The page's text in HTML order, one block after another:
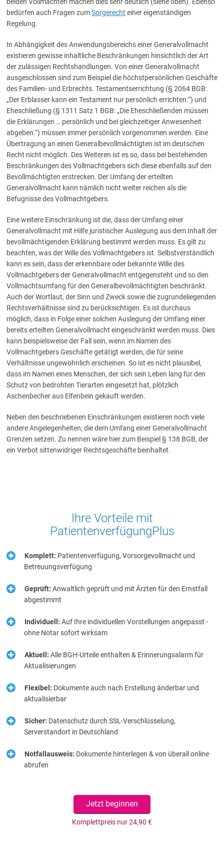
bedürfen auch Fragen zumSorgerecht einer eigenständigen
Regelung.
In Abhängigkeit des Anwendungsbereichs einer Generalvollmacht
existieren gewisse inhaltliche Beschränkungen hinsichtlich der Art
der zulässigen Rechtshandlungen. Von einer Generalvollmacht
ausgeschlossen sind zum Beispiel die höchstpersönlichen Geschäfte
des Familien- und Erbrechts. Testamentserrichtung (§ 2064 BGB:
„Der Erblasser kann ein Testament nur persönlich errichten.“) und
Eheschließung (§ 1311 Satz 1 BGB: „Die Eheschließenden müssen
die Erklärungen … persönlich und bei gleichzeitiger Anwesenheit
abgeben.“) müssen immer persönlich vorgenommen werden. Eine
Übertragung an einen Generalbevollmächtigten ist im deutschen
Recht nicht möglich. Des Weiteren ist es so, dass bei bestehenden
Beschränkungen des Vollmachtgebers sich diese ebenfalls auf den
Bevollmächtigten erstrecken. Der Umfang der erteilten
Generalvollmacht kann nämlich nicht weiter reichen als die
Befugnisse des Vollmachtgebers.
Eine weitere Einschränkung ist die, dass der Umfang einer
Generalvollmacht mit Hilfe juristischer Auslegung aus dem Inhalt der
bevollmächtigenden Erklärung bestimmt werden muss. Es gilt zu
beachten, was der Wille des Vollmachtgebers ist. Selbstverständlich
kann es sein, dass der erkennbare oder bekannte Wille des
Vollmachtgebers der Generalvollmacht entgegensteht und so den
Vollmachtsumfang für den Generalbevollmächtigten beschränkt.
Auch der Wortlaut, der Sinn und Zweck sowie die zugrundeliegenden
Rechtsverhältnisse sind zu berücksichtigen. Es ist durchaus
möglich, dass in Folge einer solchen Auslegung der Umfang einer
bereits erteilten Generalvollmacht eingeschränkt werden muss. Dies
kann beispielsweise der Fall sein, wenn im Namen des
Vollmachtgebers Geschäfte getätigt werden, die für seine
Verhältnisse ungewöhnlich erscheinen. So ist es nicht plausibel,
dass im Namen eines Menschen, der sich sein Leben lang für den
Schutz von bedrohten Tierarten eingesetzt hat, plötzlich
Aschenbecher aus Elfenbein gekauft werden.
Neben den beschriebenen Einschränkungen existieren noch viele
andere Angelegenheiten, die dem Umfang einer Generalvollmacht
Grenzen setzen. Zu nennen wäre hier zum Beispiel § 138 BGB, der
ein Verbot sittenwidriger Rechtsgeschäfte beinhaltet.
Ihre Vorteile mit
PatientenverfügungPlus
Komplett: Patientenverfügung, Vorsorgevollmacht und
Betreuungsverfügung
Geprüft: Anwaltlich geprüft und mit Ärzten für den Ernstfall
abgestimmt
Individuell: Auf Ihre individuellen Vorstellungen angepasst -
ohne Notar sofort wirksam
Aktuell: Alle BGH-Urteile enthalten & Erinnerungsalarm für
Aktualisierungen
Flexibel: Dokumente auch nach Erstellung änderbar und
aktualisierbar
Sicher: Datenschutz durch SSL-Verschlüsselung,
Serverstandort in Deutschland
Notfallausweis: Dokumente hinterlegen & von überall online
abrufen
Jetzt beginnen
Komplettpreis nur 24,90 €